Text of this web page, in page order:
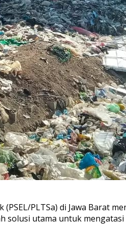
PLTSa) di Jawa Barat
solusi utama untuk